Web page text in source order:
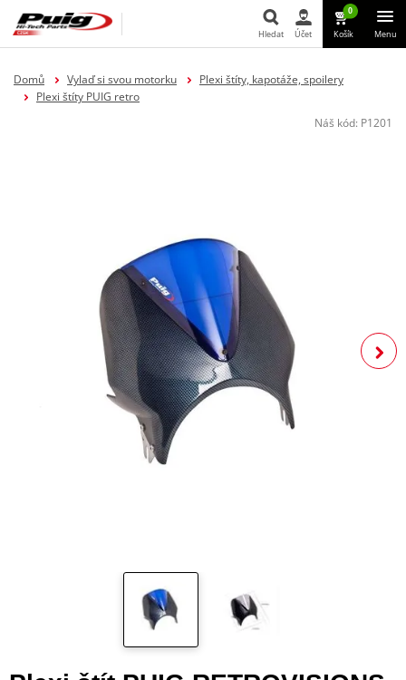
Hledat
Hledat Účet
0
Košík Menu
Domů Vylaď si svou motorku
Plexi štíty, kapotáže, spoilery
Plexi štíty PUIG retro
Náš kód: P1201